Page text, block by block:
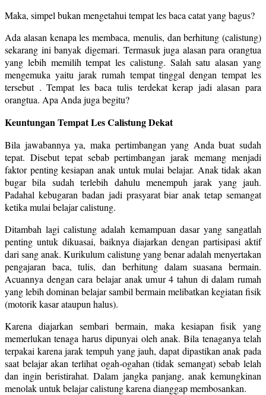
Maka, simpel bukan mengetahui tempat les baca catat yang bagus?
Ada alasan kenapa les membaca, menulis, dan berhitung (calistung)
sekarang ini banyak digemari. Termasuk juga alasan para orangtua
yang lebih memilih tempat les calistung. Salah satu alasan yang
mengemuka yaitu jarak rumah tempat tinggal dengan tempat les
tersebut . Tempat les baca tulis terdekat kerap jadi alasan para
orangtua. Apa Anda juga begitu?
Keuntungan Tempat Les Calistung Dekat
Bila jawabannya ya, maka pertimbangan yang Anda buat sudah
tepat. Disebut tepat sebab pertimbangan jarak memang menjadi
faktor penting kesiapan anak untuk mulai belajar. Anak tidak akan
bugar bila sudah terlebih dahulu menempuh jarak yang jauh.
Padahal kebugaran badan jadi prasyarat biar anak tetap semangat
ketika mulai belajar calistung.
Ditambah lagi calistung adalah kemampuan dasar yang sangatlah
penting untuk dikuasai, baiknya diajarkan dengan partisipasi aktif
dari sang anak. Kurikulum calistung yang benar adalah menyertakan
pengajaran baca, tulis, dan berhitung dalam suasana bermain.
Acuannya dengan cara belajar anak umur 4 tahun di dalam rumah
yang lebih dominan belajar sambil bermain melibatkan kegiatan fisik
(motorik kasar ataupun halus).
Karena diajarkan sembari bermain, maka kesiapan fisik yang
memerlukan tenaga harus dipunyai oleh anak. Bila tenaganya telah
terpakai karena jarak tempuh yang jauh, dapat dipastikan anak pada
saat belajar akan terlihat ogah-ogahan (tidak semangat) sebab lelah
dan ingin beristirahat. Dalam jangka panjang, anak kemungkinan
menolak untuk belajar calistung karena dianggap membosankan.